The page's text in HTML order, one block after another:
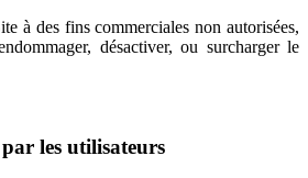
à des fins commerciales non autorisées,
désactiver, ou surcharger le
les utilisateurs